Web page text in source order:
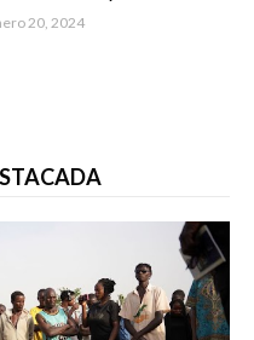
20, 2024